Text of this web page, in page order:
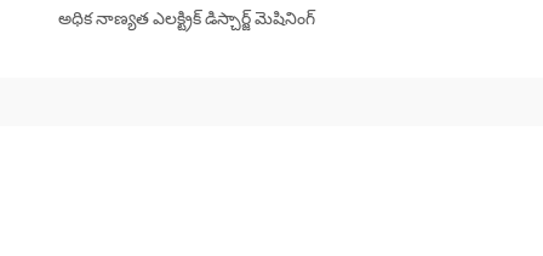
అధిక నాణ్యత ఎలక్ట్రిక్ డిస్చార్జ్ మెషినింగ్